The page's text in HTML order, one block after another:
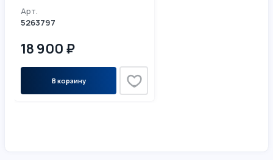
Арт.
5263797
18 900 ₽
В корзину